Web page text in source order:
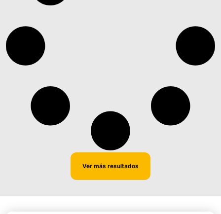
Ver más resultados